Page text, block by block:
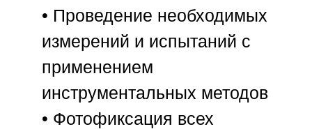
• Проведение необходимых
измерений и испытаний с
применением
инструментальных методов
• Фотофиксация всех